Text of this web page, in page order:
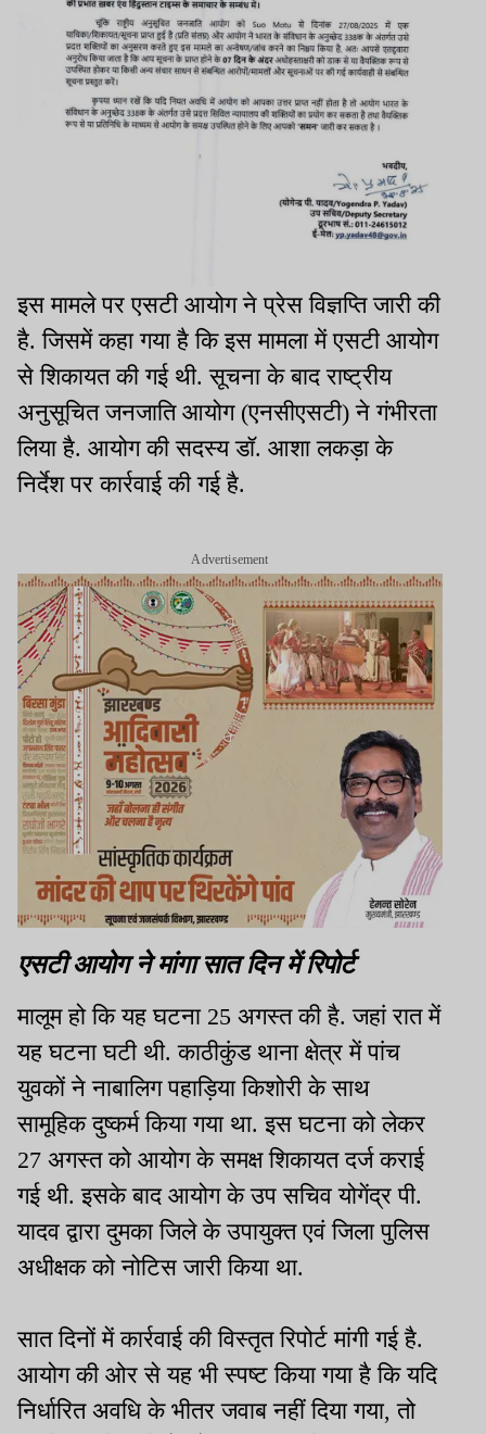
इस मामले पर एसटी आयोग ने प्रेस विज्ञप्ति जारी की
है. जिसमें कहा गया है कि इस मामला में एसटी आयोग
से शिकायत की गई थी. सूचना के बाद राष्ट्रीय
अनुसूचित जनजाति आयोग (एनसीएसटी) ने गंभीरता
लिया है. आयोग की सदस्य डॉ. आशा लकड़ा के
निर्देश पर कार्रवाई की गई है.
Advertisement
एसटी आयोग ने मांगा सात दिन में रिपोर्ट
मालूम हो कि यह घटना 25 अगस्त की है. जहां रात में
यह घटना घटी थी. काठीकुंड थाना क्षेत्र में पांच
युवकों ने नाबालिग पहाड़िया किशोरी के साथ
सामूहिक दुष्कर्म किया गया था. इस घटना को लेकर
27 अगस्त को आयोग के समक्ष शिकायत दर्ज कराई
गई थी. इसके बाद आयोग के उप सचिव योगेंद्र पी.
यादव द्वारा दुमका जिले के उपायुक्त एवं जिला पुलिस
अधीक्षक को नोटिस जारी किया था.
सात दिनों में कार्रवाई की विस्तृत रिपोर्ट मांगी गई है.
आयोग की ओर से यह भी स्पष्ट किया गया है कि यदि
निर्धारित अवधि के भीतर जवाब नहीं दिया गया, तो